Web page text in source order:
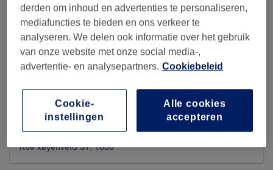
La Maison Fezzali
Rue keyenveld 59, 1050
derden om inhoud en advertenties te personaliseren,
mediafuncties te bieden en ons verkeer te
analyseren. We delen ook informatie over het gebruik
van onze website met onze social media-,
advertentie- en analysepartners. Cookiebeleid
Alle cookies
accepteren
Cookie-
instellingen